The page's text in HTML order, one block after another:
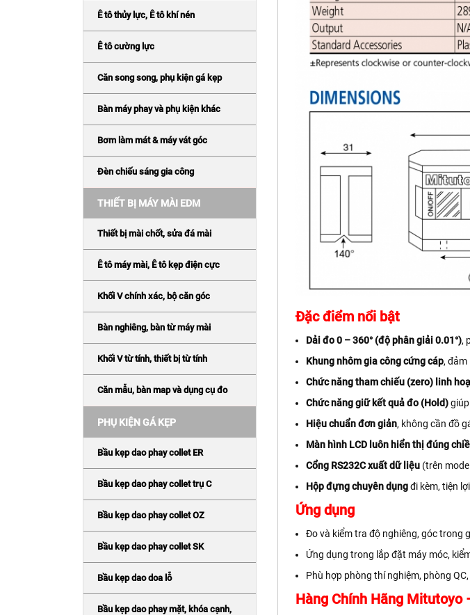
Ê tô thủy lực, Ê tô khí nén
Ê tô cường lực
Căn song song, phụ kiện gá kẹp
Bàn máy phay và phụ kiện khác
Bơm làm mát & máy vát góc
Đèn chiếu sáng gia công
THIẾT BỊ MÁY MÀI EDM
Thiết bị mài chốt, sửa đá mài
Ê tô máy mài, Ê tô kẹp điện cực
Khối V chính xác, bộ căn góc
Bàn nghiêng, bàn từ máy mài
Khối V từ tính, thiết bị từ tính
Căn mẫu, bàn map và dụng cụ đo
PHỤ KIỆN GÁ KẸP
Bầu kẹp dao phay collet ER
Bầu kẹp dao phay collet trụ C
Bầu kẹp dao phay collet OZ
Bầu kẹp dao phay collet SK
Bầu kẹp dao doa lỗ
Bầu kẹp dao phay mặt, khóa cạnh,
Đặc điểm nổi bật
Dải đo 0 – 360° (độ phân giải 0.01°),
Khung nhôm gia công cứng cáp, đảm
Chức năng tham chiếu (zero) linh
Chức năng giữ kết quả đo (Hold)giúp
Hiệu chuẩn đơn giản, không cần đồ
Màn hình LCD luôn hiển thị đúng
Cổng RS232C xuất dữ liệu(trên
Hộp đựng chuyên dụngđi kèm, tiện
Ứng dụng
Đo và kiểm tra độ nghiêng, góc trong
Ứng dụng trong lắp đặt máy móc,
Phù hợp phòng thí nghiệm, phòng
Hàng Chính Hãng Mitutoyo